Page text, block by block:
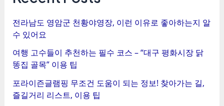
전라남도 영암군 천황야영장, 이런 이유로 좋아하는지 알
수 있어요
여행 고수들이 추천하는 필수 코스 – “대구 평화시장 닭
똥집 골목” 이용 팁
포라이즌글램핑 무조건 도움이 되는 정보! 찾아가는 길,
즐길거리 리스트, 이용 팁